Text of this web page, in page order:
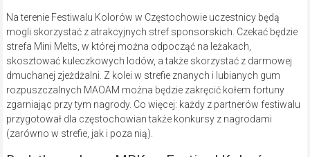
Na terenie Festiwalu Kolorów w Częstochowie uczestnicy będą
mogli skorzystać z atrakcyjnych stref sponsorskich. Czekać będzie
strefa Mini Melts, w której można odpocząć na leżakach,
skosztować kuleczkowych lodów, a także skorzystać z darmowej
dmuchanej zjeżdżalni. Z kolei w strefie znanych i lubianych gum
rozpuszczalnych MAOAM można będzie zakręcić kołem fortuny
zgarniając przy tym nagrody. Co więcej: każdy z partnerów festiwalu
przygotował dla częstochowian także konkursy z nagrodami
(zarówno w strefie, jak i poza nią).